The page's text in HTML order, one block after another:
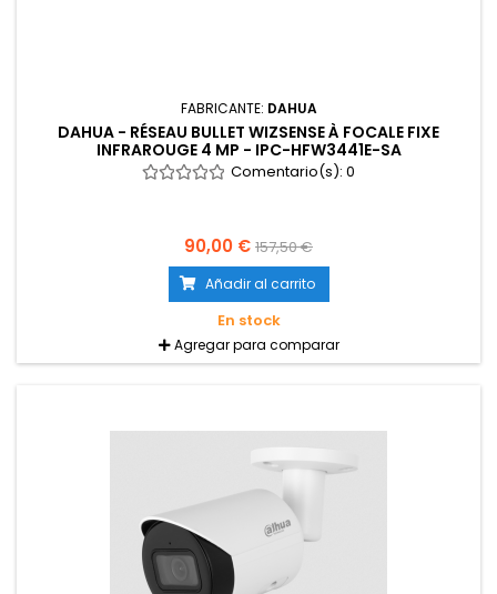
FABRICANTE: DAHUA
DAHUA - RÉSEAU BULLET WIZSENSE À FOCALE FIXE
INFRAROUGE 4 MP - IPC-HFW3441E-SA
Comentario(s): 0
90,00 € 157,50 €
Añadir al carrito
En stock
Agregar para comparar